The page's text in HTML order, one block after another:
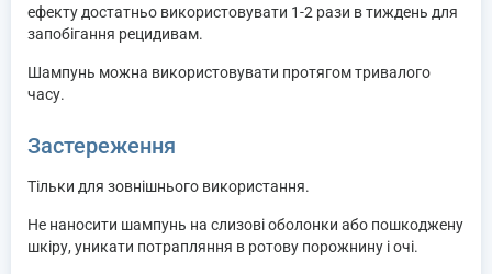
ефекту достатньо використовувати 1-2 рази в тиждень для
запобігання рецидивам.
Шампунь можна використовувати протягом тривалого
часу.
Застереження
Тільки для зовнішнього використання.
Не наносити шампунь на слизові оболонки або пошкоджену
шкіру, уникати потрапляння в ротову порожнину і очі.